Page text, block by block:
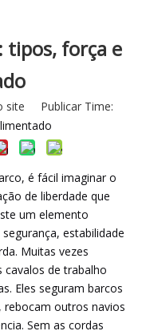
tipos, força e
site Publicar Time:
é fácil imaginar o
de liberdade que
um elemento
estabilidade
Muitas vezes
cavalos de trabalho
Eles seguram barcos
rebocam outros navios
Sem as cordas